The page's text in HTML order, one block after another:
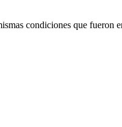
condiciones que fueron